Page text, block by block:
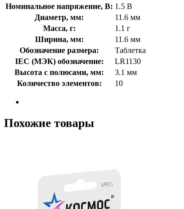
Номинальное напряжение, В: 1.5 В
Диаметр, мм:
11.6 мм
Масса, г:
1.1 г
Ширина, мм:
11.6 мм
Обозначение размера:
Таблетка
IEC (МЭК) обозначение:
LR1130
Высота с полюсами, мм:
3.1 мм
Количество элементов:
10
Похожие товары